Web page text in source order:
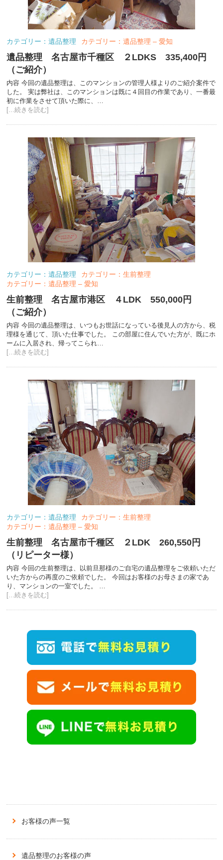
カテゴリー：遺品整理 カテゴリー：遺品整理 – 愛知
遺品整理 名古屋市千種区 ２LDKS 335,400円
（ご紹介）
内容 今回の遺品整理は、このマンションの管理人様よりのご紹介案件で
した。 実は弊社は、このマンションは既に４回目の作業であり、一番最
初に作業をさせて頂いた際に、…
[...続きを読む]
カテゴリー：遺品整理
カテゴリー：生前整理
カテゴリー：遺品整理 – 愛知
生前整理 名古屋市港区 ４LDK 550,000円
（ご紹介）
内容 今回の遺品整理は、いつもお世話になっている後見人の方から、税
理様を通じて、頂いた仕事でした。 この部屋に住んでいた方が、既にホ
ームに入居され、帰ってこられ…
[...続きを読む]
カテゴリー：遺品整理
カテゴリー：生前整理
カテゴリー：遺品整理 – 愛知
生前整理 名古屋市千種区 ２LDK 260,550円
（リピーター様）
内容 今回の生前整理は、以前旦那様のご自宅の遺品整理をご依頼いただ
いた方からの再度のご依頼でした。 今回はお客様のお母さまの家であ
り、マンションの一室でした。 …
[...続きを読む]
お客様の声一覧
遺品整理のお客様の声